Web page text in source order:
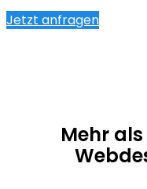
Jetzt anfragen
Mehr